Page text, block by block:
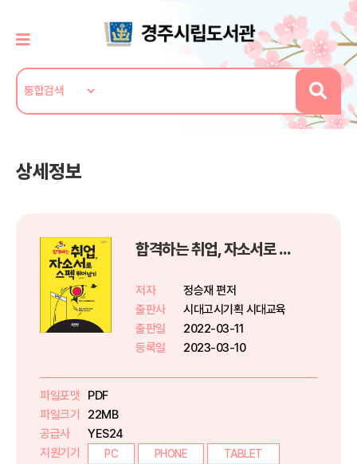
상세정보
합격하는 취업, 자소서로 스펙 뛰어넘기
저자
정승재 편저
출판사
시대고시기획 시대교육
출판일
2022-03-11
등록일
2023-03-10
파일포맷
PDF
파일크기
22MB
공급사
YES24
지원기기
PC PHONE
TABLET